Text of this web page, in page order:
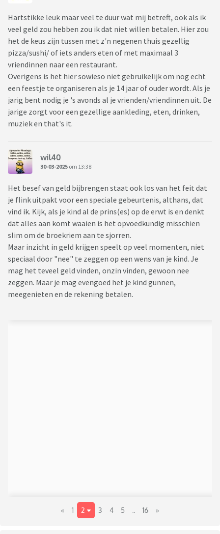
Hartstikke leuk maar veel te duur wat mij betreft, ook als ik
veel geld zou hebben zou ik dat niet willen betalen. Hier zou
het de keus zijn tussen met z'n negenen thuis gezellig
pizza/sushi/ of iets anders eten of met maximaal 3
vriendinnen naar een restaurant.
Overigens is het hier sowieso niet gebruikelijk om nog echt
een feestje te organiseren als je 14 jaar of ouder wordt. Als je
jarig bent nodig je 's avonds al je vrienden/vriendinnen uit. De
jarige zorgt voor een gezellige aankleding, eten, drinken,
muziek en that's it.
wil40
30-03-2025 om 13:38
Het besef van geld bijbrengen staat ook los van het feit dat
je flink uitpakt voor een speciale gebeurtenis, althans, dat
vind ik. Kijk, als je kind al de prins(es) op de erwt is en denkt
dat alles aan komt waaien is het opvoedkundig misschien
slim om de broekriem aan te sjorren.
Maar inzicht in geld krijgen speelt op veel momenten, niet
speciaal door "nee" te zeggen op een wens van je kind. Je
mag het teveel geld vinden, onzin vinden, gewoon nee
zeggen. Maar je mag evengoed het je kind gunnen,
meegenieten en de rekening betalen.
« 1 2 3 4 5 16 »